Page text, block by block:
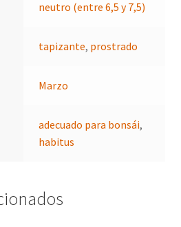
neutro (entre 6,5 y 7,5)
tapizante, prostrado
Marzo
adecuado para bonsái,
habitus